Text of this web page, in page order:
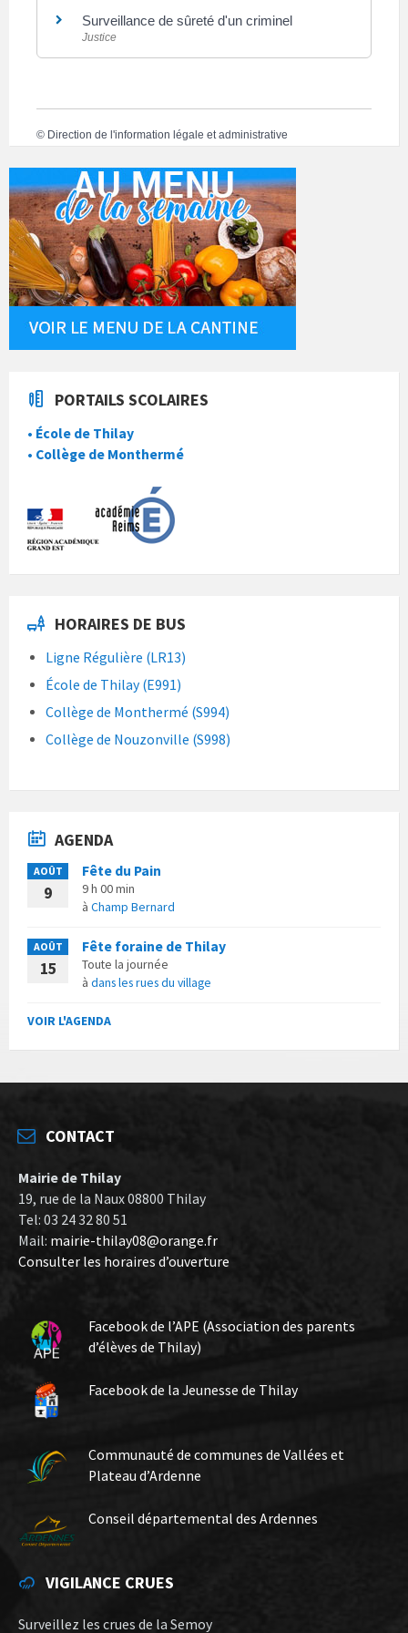
Surveillance de sûreté d'un criminel
Justice
© Direction de l'information légale et administrative
PORTAILS SCOLAIRES
• École de Thilay
• Collège de Monthermé
HORAIRES DE BUS
Ligne Régulière (LR13)
École de Thilay (E991)
Collège de Monthermé (S994)
Collège de Nouzonville (S998)
AGENDA
AOÛT
9
Fête du Pain
9 h 00 min
à Champ Bernard
AOÛT
15
Fête foraine de Thilay
Toute la journée
à dans les rues du village
VOIR L'AGENDA
CONTACT
Mairie de Thilay
19, rue de la Naux 08800 Thilay
Tel: 03 24 32 80 51
Mail: mairie-thilay08@orange.fr
Consulter les horaires d’ouverture
Facebook de l’APE (Association des parents
d’élèves de Thilay)
Facebook de la Jeunesse de Thilay
Communauté de communes de Vallées et
Plateau d’Ardenne
Conseil départemental des Ardennes
VIGILANCE CRUES
Surveillez les crues de la Semoy